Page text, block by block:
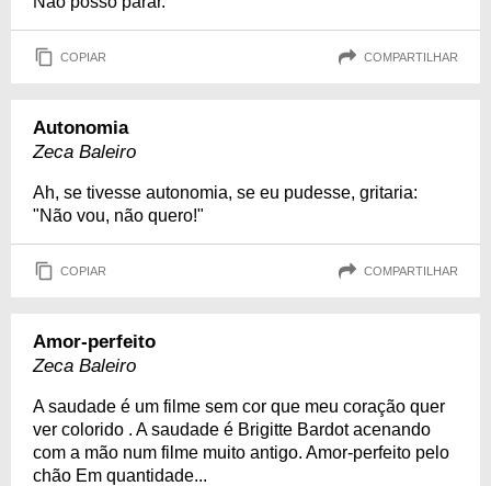
COPIAR COMPARTILHAR
Autonomia
Zeca Baleiro
Ah, se tivesse autonomia, se eu pudesse, gritaria:
"Não vou, não quero!"
COPIAR COMPARTILHAR
Amor-perfeito
Zeca Baleiro
A saudade é um filme sem cor que meu coração quer
ver colorido . A saudade é Brigitte Bardot acenando
com a mão num filme muito antigo. Amor-perfeito pelo
chão Em quantidade...